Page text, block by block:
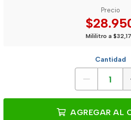
Precio
Mililitro a $32,17
Cantidad
AGREGAR AL